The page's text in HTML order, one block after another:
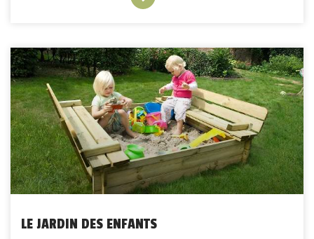
LE JARDIN DES ENFANTS